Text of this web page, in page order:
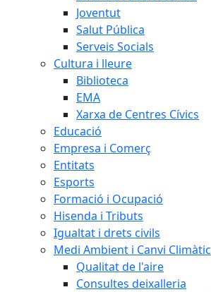
Joventut
Salut Pública
Serveis Socials
Cultura i lleure
Biblioteca
EMA
Xarxa de Centres Cívics
Educació
Empresa i Comerç
Entitats
Esports
Formació i Ocupació
Hisenda i Tributs
Igualtat i drets civils
Medi Ambient i Canvi Climàtic
Qualitat de l'aire
Consultes deixalleria